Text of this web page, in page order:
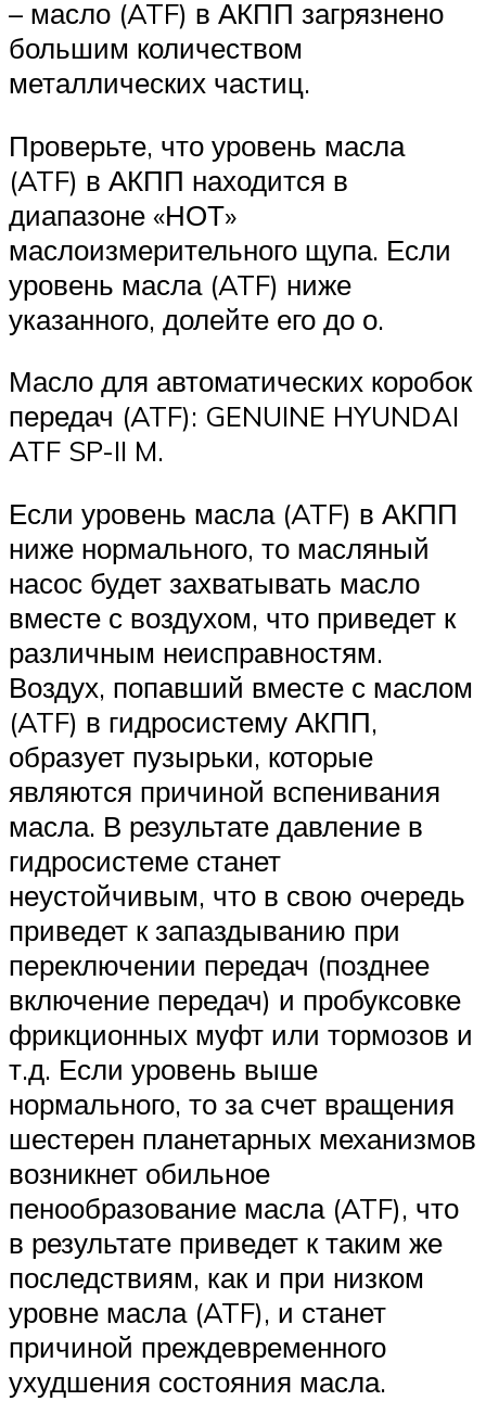
– масло (ATF) в АКПП загрязнено
большим количеством
металлических частиц.
Проверьте, что уровень масла
(ATF) в АКПП находится в
диапазоне «НОТ»
маслоизмерительного щупа. Если
уровень масла (ATF) ниже
указанного, долейте его до о.
Масло для автоматических коробок
передач (ATF): GENUINE HYUNDAI
ATF SP-II M.
Если уровень масла (ATF) в АКПП
ниже нормального, то масляный
насос будет захватывать масло
вместе с воздухом, что приведет к
различным неисправностям.
Воздух, попавший вместе с маслом
(ATF) в гидросистему АКПП,
образует пузырьки, которые
являются причиной вспенивания
масла. В результате давление в
гидросистеме станет
неустойчивым, что в свою очередь
приведет к запаздыванию при
переключении передач (позднее
включение передач) и пробуксовке
фрикционных муфт или тормозов и
т.д. Если уровень выше
нормального, то за счет вращения
шестерен планетарных механизмов
возникнет обильное
пенообразование масла (ATF), что
в результате приведет к таким же
последствиям, как и при низком
уровне масла (ATF), и станет
причиной преждевременного
ухудшения состояния масла.